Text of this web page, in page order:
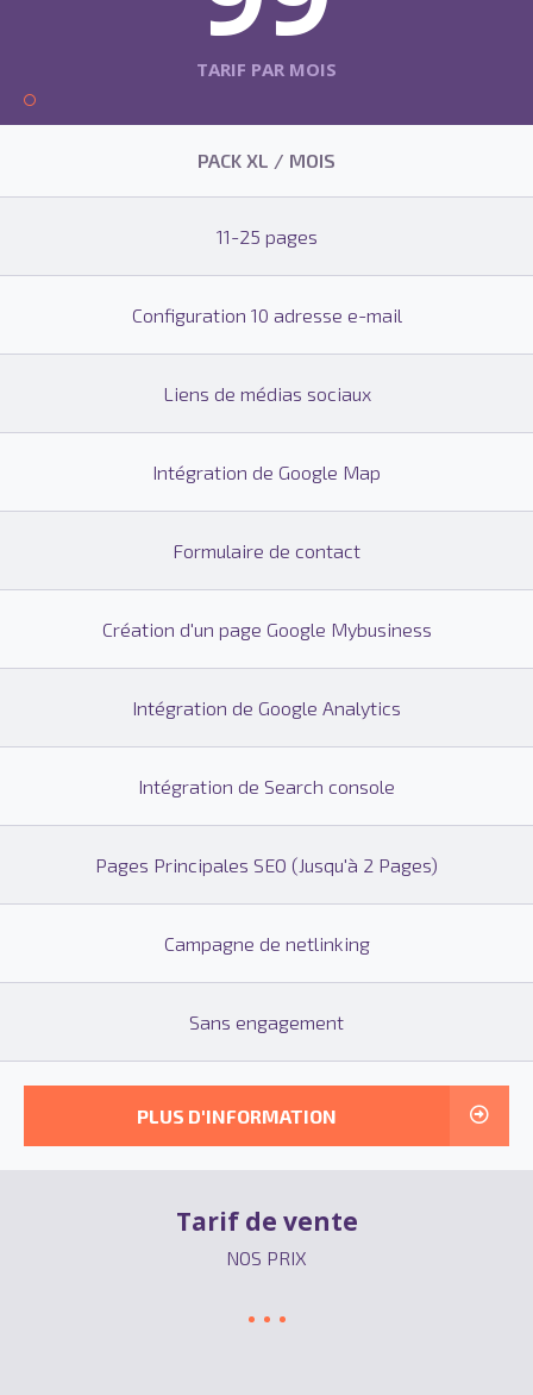
TARIF PAR MOIS
PACK XL / MOIS
11-25 pages
Configuration 10 adresse e-mail
Liens de médias sociaux
Intégration de Google Map
Formulaire de contact
Création d'un page Google Mybusiness
Intégration de Google Analytics
Intégration de Search console
Pages Principales SEO (Jusqu'à 2 Pages)
Campagne de netlinking
Sans engagement
PLUS D'INFORMATION
Tarif de vente
NOS PRIX